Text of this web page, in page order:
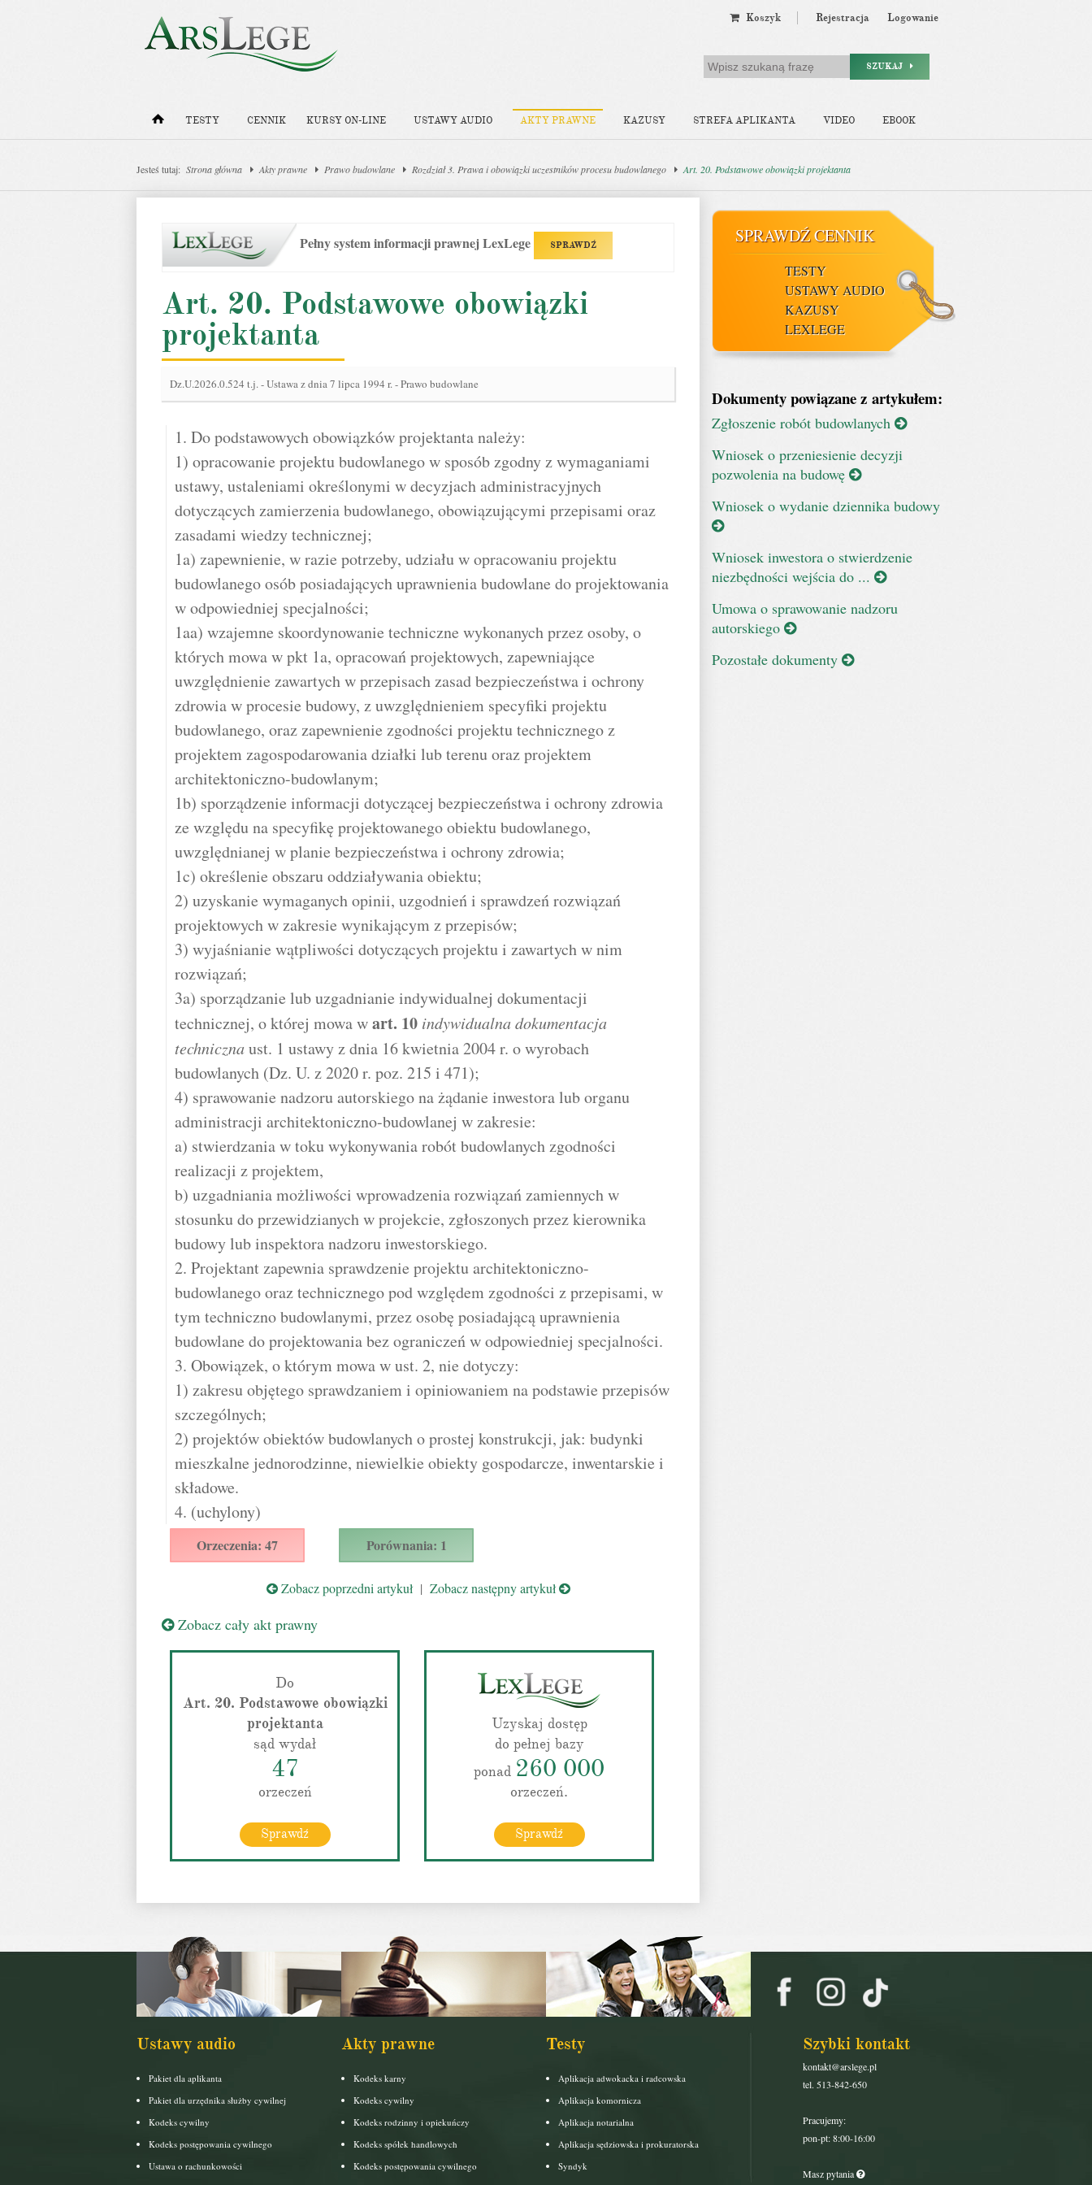
Koszyk Rejestracja Logowanie
SZUKAJ
TESTY CENNIK KURSY ON-LINE USTAWY AUDIO AKTY PRAWNE KAZUSY STREFA APLIKANTA VIDEO EBOOK
Jesteś tutaj: Strona główna Akty prawne Prawo budowlane Rozdział 3. Prawa i obowiązki uczestników procesu budowlanego Art. 20. Podstawowe obowiązki projektanta
Pełny system informacji prawnej LexLege SPRAWDŹ
Art. 20. Podstawowe obowiązki
projektanta
Dz.U.2026.0.524 t.j.-Ustawa z dnia 7 lipca 1994 r. - Prawo budowlane
1. Do podstawowych obowiązków projektanta należy:
1) opracowanie projektu budowlanego w sposób zgodny z wymaganiami
ustawy, ustaleniami określonymi w decyzjach administracyjnych
dotyczących zamierzenia budowlanego, obowiązującymi przepisami oraz
zasadami wiedzy technicznej;
1a) zapewnienie, w razie potrzeby, udziału w opracowaniu projektu
budowlanego osób posiadających uprawnienia budowlane do projektowania
w odpowiedniej specjalności;
1aa) wzajemne skoordynowanie techniczne wykonanych przez osoby, o
których mowa w pkt 1a, opracowań projektowych, zapewniające
uwzględnienie zawartych w przepisach zasad bezpieczeństwa i ochrony
zdrowia w procesie budowy, z uwzględnieniem specyfiki projektu
budowlanego, oraz zapewnienie zgodności projektu technicznego z
projektem zagospodarowania działki lub terenu oraz projektem
architektoniczno-budowlanym;
1b) sporządzenie informacji dotyczącej bezpieczeństwa i ochrony zdrowia
ze względu na specyfikę projektowanego obiektu budowlanego,
uwzględnianej w planie bezpieczeństwa i ochrony zdrowia;
1c) określenie obszaru oddziaływania obiektu;
2) uzyskanie wymaganych opinii, uzgodnień i sprawdzeń rozwiązań
projektowych w zakresie wynikającym z przepisów;
3) wyjaśnianie wątpliwości dotyczących projektu i zawartych w nim
rozwiązań;
3a) sporządzanie lub uzgadnianie indywidualnej dokumentacji
technicznej, o której mowa wart. 10 indywidualna dokumentacja
technicznaust. 1 ustawy z dnia 16 kwietnia 2004 r. o wyrobach
budowlanych (Dz. U. z 2020 r. poz. 215 i 471);
4) sprawowanie nadzoru autorskiego na żądanie inwestora lub organu
administracji architektoniczno-budowlanej w zakresie:
a) stwierdzania w toku wykonywania robót budowlanych zgodności
realizacji z projektem,
b) uzgadniania możliwości wprowadzenia rozwiązań zamiennych w
stosunku do przewidzianych w projekcie, zgłoszonych przez kierownika
budowy lub inspektora nadzoru inwestorskiego.
2. Projektant zapewnia sprawdzenie projektu architektoniczno-
budowlanego oraz technicznego pod względem zgodności z przepisami, w
tym techniczno budowlanymi, przez osobę posiadającą uprawnienia
budowlane do projektowania bez ograniczeń w odpowiedniej specjalności.
3. Obowiązek, o którym mowa w ust. 2, nie dotyczy:
1) zakresu objętego sprawdzaniem i opiniowaniem na podstawie przepisów
szczególnych;
2) projektów obiektów budowlanych o prostej konstrukcji, jak: budynki
mieszkalne jednorodzinne, niewielkie obiekty gospodarcze, inwentarskie i
składowe.
4. (uchylony)
Orzeczenia: 47 Porównania: 1
Zobacz poprzedni artykuł| Zobacz następny artykuł
Zobacz cały akt prawny
Do
Art. 20. Podstawowe obowiązki
projektanta
sąd wydał
47
orzeczeń
Sprawdź
Uzyskaj dostęp
do pełnej bazy
ponad 260 000
orzeczeń.
Sprawdź
SPRAWDŹ CENNIK
TESTY
USTAWY AUDIO
KAZUSY
LEXLEGE
Dokumenty powiązane z artykułem:
Zgłoszenie robót budowlanych
Wniosek o przeniesienie decyzji
pozwolenia na budowę
Wniosek o wydanie dziennika budowy
Wniosek inwestora o stwierdzenie
niezbędności wejścia do ...
Umowa o sprawowanie nadzoru
autorskiego
Pozostałe dokumenty
Ustawy audio
Pakiet dla aplikanta
Pakiet dla urzędnika służby cywilnej
Kodeks cywilny
Kodeks postępowania cywilnego
Ustawa o rachunkowości
Akty prawne
Kodeks karny
Kodeks cywilny
Kodeks rodzinny i opiekuńczy
Kodeks spółek handlowych
Kodeks postępowania cywilnego
Testy
Aplikacja adwokacka i radcowska
Aplikacja komornicza
Aplikacja notarialna
Aplikacja sędziowska i prokuratorska
Syndyk
Szybki kontakt
kontakt@arslege.pl
tel. 513-842-650
Pracujemy:
pon-pt: 8:00-16:00
Masz pytania